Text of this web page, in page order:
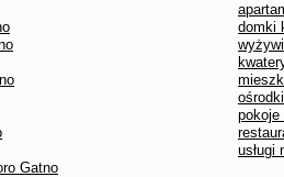
domki
pokoje
usługi
Gatno